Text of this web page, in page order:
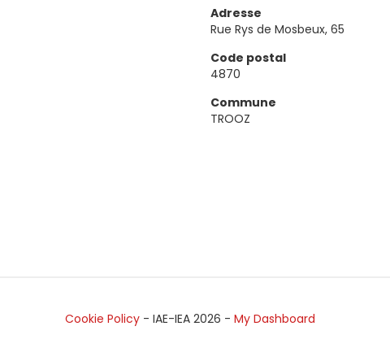
Adresse
Rue Rys de Mosbeux, 65
Code postal
4870
Commune
TROOZ
Cookie Policy - IAE-IEA 2026 - My Dashboard